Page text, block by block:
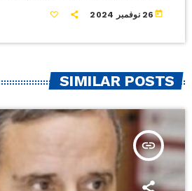
today 26 نوفمبر 2024
SIMILAR POSTS
insert_link